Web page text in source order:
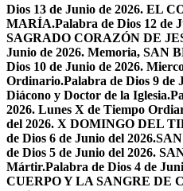
Dios 13 de Junio de 2026. EL
MARÍA.Palabra de Dios 12 de
SAGRADO CORAZÓN DE
Junio de 2026. Memoria, SAN
Dios 10 de Junio de 2026.
Ordinario.Palabra de Dios 9 de
Diácono y Doctor de la Iglesia.
2026. Lunes X de Tiempo
del 2026. X DOMINGO DEL
de Dios 6 de Junio del
de Dios 5 de Junio del 2026.
Mártir.Palabra de Dios 4 de
CUERPO Y LA SANGRE DE